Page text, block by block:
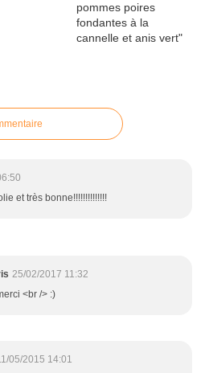
et très bonne!!!!!!!!!!!!!!
25/02/2017 11:32
<br /> :)
05/2015 14:01